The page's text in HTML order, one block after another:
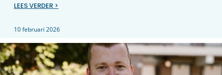
LEES VERDER >
10 februari 2026